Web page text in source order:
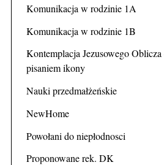
Komunikacja w rodzinie 1A
Komunikacja w rodzinie 1B
Kontemplacja Jezusowego
pisaniem ikony
Nauki przedmałżeńskie
NewHome
Powołani do niepłodnosci
Proponowane rek. DK